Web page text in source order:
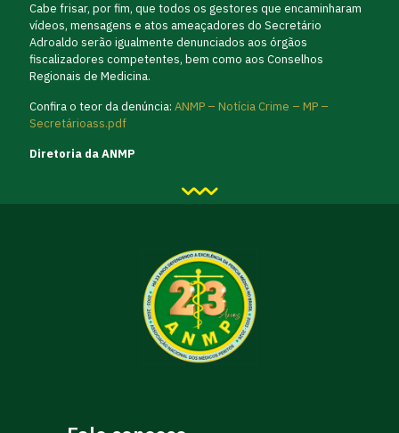
Cabe frisar, por fim, que todos os gestores que encaminharam
vídeos, mensagens e atos ameaçadores do Secretário
Adroaldo serão igualmente denunciados aos órgãos
fiscalizadores competentes, bem como aos Conselhos
Regionais de Medicina.
Confira o teor da denúncia: ANMP – Notícia Crime – MP –
Secretárioass.pdf
Diretoria da ANMP